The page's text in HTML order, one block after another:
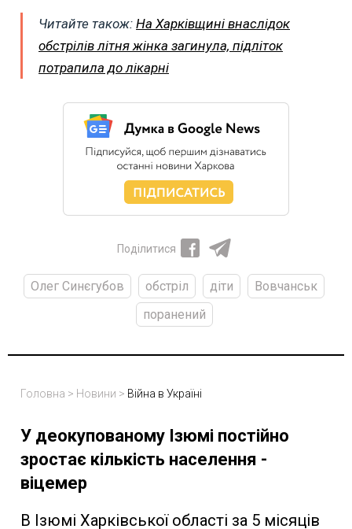
Читайте також: На Харківщині внаслідок
обстрілів літня жінка загинула, підліток
потрапила до лікарні
Поділитися
Олег Синєгубов обстріл діти
Вовчанськ
поранений
Головна > Новини > Війна в Україні
У деокупованому Ізюмі постійно
зростає кількість населення -
віцемер
В Ізюмі Харківської області за 5 місяців